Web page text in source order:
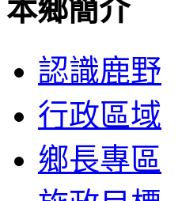
本鄉簡介
認識鹿野
行政區域
鄉長專區